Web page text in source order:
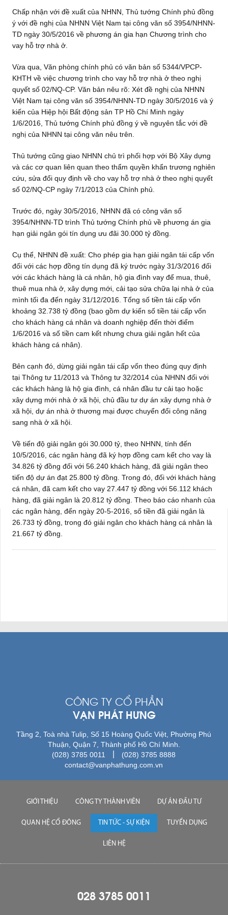
Chấp nhận với đề xuất của NHNN, Thủ tướng Chính phủ đồng
ý với đề nghị của NHNN Việt Nam tại công văn số 3954/NHNN-
TD ngày 30/5/2016 về phương án gia hạn Chương trình cho
vay hỗ trợ nhà ở.
Vừa qua, Văn phòng chính phủ có văn bản số 5344/VPCP-
KHTH về việc chương trình cho vay hỗ trợ nhà ở theo nghị
quyết số 02/NQ-CP. Văn bản nêu rõ: Xét đề nghị của NHNN
Việt Nam tại công văn số 3954/NHNN-TD ngày 30/5/2016 và ý
kiến của Hiệp hội Bất động sản TP Hồ Chí Minh ngày
1/6/2016, Thủ tướng Chính phủ đồng ý về nguyên tắc với đề
nghị của NHNN tại công văn nêu trên.
Thủ tướng cũng giao NHNN chủ trì phối hợp với Bộ Xây dựng
và các cơ quan liên quan theo thẩm quyền khẩn trương nghiên
cứu, sửa đổi quy định về cho vay hỗ trợ nhà ở theo nghị quyết
số 02/NQ-CP ngày 7/1/2013 của Chính phủ.
Trước đó, ngày 30/5/2016, NHNN đã có công văn số
3954/NHNN-TD trình Thủ tướng Chính phủ về phương án gia
hạn giải ngân gói tín dụng ưu đãi 30.000 tỷ đồng.
Cụ thể, NHNN đề xuất: Cho phép gia hạn giải ngân tái cấp vốn
đối với các hợp đồng tín dụng đã ký trước ngày 31/3/2016 đối
với các khách hàng là cá nhân, hộ gia đình vay để mua, thuê,
thuê mua nhà ở, xây dựng mới, cải tạo sửa chữa lại nhà ở của
mình tối đa đến ngày 31/12/2016. Tổng số tiền tái cấp vốn
khoảng 32.738 tỷ đồng (bao gồm dự kiến số tiền tái cấp vốn
cho khách hàng cá nhân và doanh nghiệp đến thời điểm
1/6/2016 và số tiền cam kết nhưng chưa giải ngân hết của
khách hàng cá nhân).
Bên cạnh đó, dừng giải ngân tái cấp vốn theo đúng quy định
tại Thông tư 11/2013 và Thông tư 32/2014 của NHNN đối với
các khách hàng là hộ gia đình, cá nhân đầu tư cải tạo hoặc
xây dựng mới nhà ở xã hội, chủ đầu tư dự án xây dựng nhà ở
xã hội, dự án nhà ở thương mại được chuyển đổi công năng
sang nhà ở xã hội.
Về tiến độ giải ngân gói 30.000 tỷ, theo NHNN, tính đến
10/5/2016, các ngân hàng đã ký hợp đồng cam kết cho vay là
34.826 tỷ đồng đối với 56.240 khách hàng, đã giải ngân theo
tiến độ dự án đạt 25.800 tỷ đồng. Trong đó, đối với khách hàng
cá nhân, đã cam kết cho vay 27.447 tỷ đồng với 56.112 khách
hàng, đã giải ngân là 20.812 tỷ đồng. Theo báo cáo nhanh của
các ngân hàng, đến ngày 20-5-2016, số tiền đã giải ngân là
26.733 tỷ đồng, trong đó giải ngân cho khách hàng cá nhân là
21.667 tỷ đồng.
CÔNG TY CỔ PHẦN
VẠN PHÁT HƯNG
Tầng 2, Toà nhà Tulip, Số 15 Hoàng Quốc Việt, Phường Phú
Thuận, Quận 7, Thành phố Hồ Chí Minh.
(028) 3785 0011
(028) 3785 8888
contact@vanphathung.com.vn
GIỚI THIỆU CÔNG TY THÀNH VIÊN DỰ ÁN ĐẦU TƯ
QUAN HỆ CỔ ĐÔNG TIN TỨC - SỰ KIỆN TUYỂN DỤNG
LIÊN HỆ
028 3785 0011